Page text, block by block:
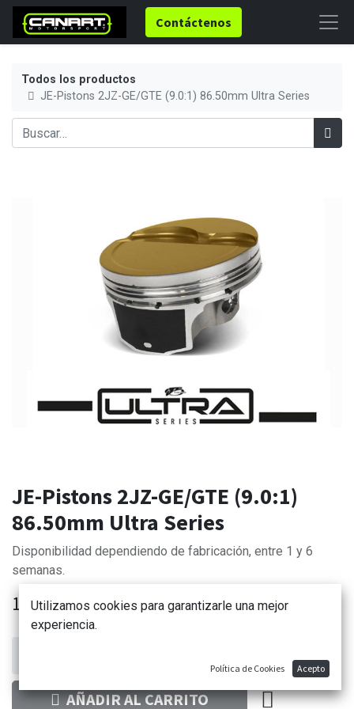
Contáctenos
Todos los productos
JE-Pistons 2JZ-GE/GTE (9.0:1) 86.50mm Ultra Series
JE-Pistons 2JZ-GE/GTE (9.0:1)
86.50mm Ultra Series
Disponibilidad dependiendo de fabricación, entre 1 y 6
semanas.
1.865,82€
AÑADIR AL CARRITO
Utilizamos cookies para garantizarle una mejor
experiencia.
Política de Cookies Acepto